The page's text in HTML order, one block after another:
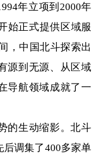
年立项到2000年
始正式提供区域服
，中国北斗探索出
源到无源、从区域
导航领域成就了一
生动缩影。北斗
调集了400多家单